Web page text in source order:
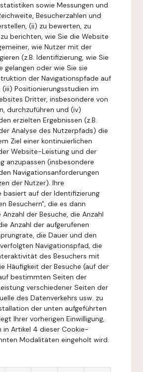
sowie Messungen und
Besucherzahlen und
(ii) zu bewerten, zu
berichten, wie Sie die Website
wie Nutzer mit der
(z.B. Identifizierung, wie Sie
gelangen oder wie Sie sie
der Navigationspfade auf
(iii) Positionierungsstudien im
Dritter, insbesondere von
durchzuführen und (iv)
erzielten Ergebnissen (z.B.
Analyse des Nutzerpfads) die
Ziel einer kontinuierlichen
Website-Leistung und der
anzupassen (insbesondere
Navigationsanforderungen
der Nutzer). Ihre
basiert auf der Identifizierung
Besuchern", die es dann
der Besuche, die Anzahl
Anzahl der aufgerufenen
die Dauer und den
Navigationspfad, die
des Besuchers mit
Häufigkeit der Besuche (auf der
bestimmten Seiten der
verschiedener Seiten der
des Datenverkehrs usw. zu
der unten aufgeführten
Ihrer vorherigen Einwilligung,
in Artikel 4 dieser Cookie-
Modalitäten eingeholt wird.